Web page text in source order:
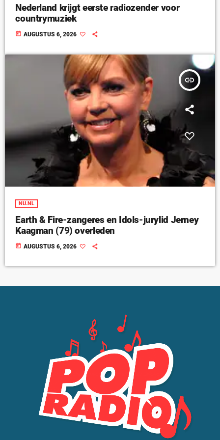
Nederland krijgt eerste radiozender voor
countrymuziek
today AUGUSTUS 6, 2026
insert_link
NU.NL
Earth & Fire-zangeres en Idols-jurylid Jerney
Kaagman (79) overleden
today AUGUSTUS 6, 2026